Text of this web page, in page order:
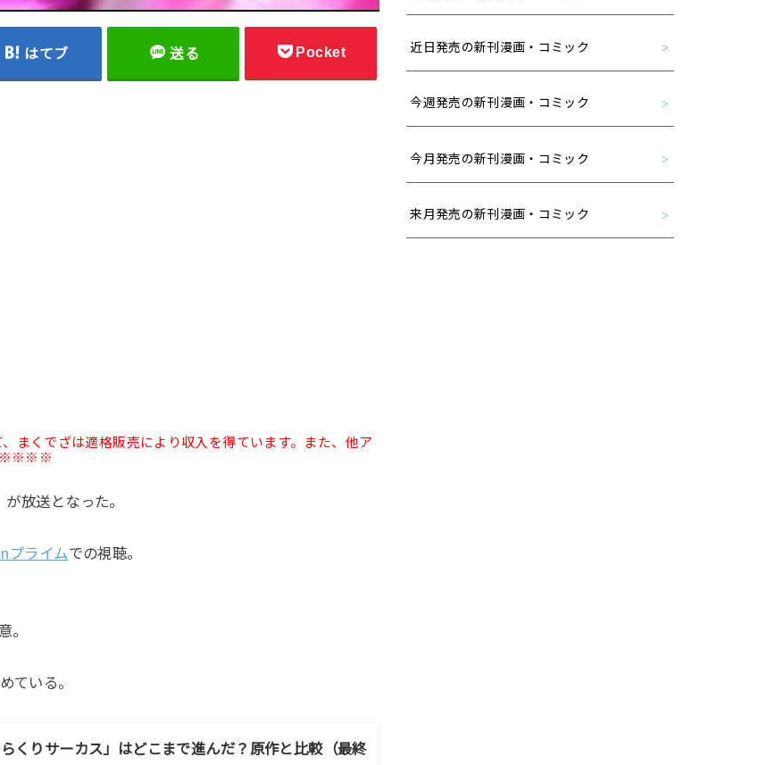
はてブ 送る Pocket
くでざは適格販売により収入を得ています。また、他ア
※※※※
放送となった。
プライムでの視聴。
。
ている。
くりサーカス」はどこまで進んだ？原作と比較（最終
近日発売の新刊漫画・コミック
今週発売の新刊漫画・コミック
今月発売の新刊漫画・コミック
来月発売の新刊漫画・コミック